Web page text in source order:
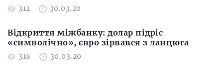
312 30.03.20
Відкриття міжбанку: долар підріс
«символічно», євро зірвався з ланцюга
318 30.03.20